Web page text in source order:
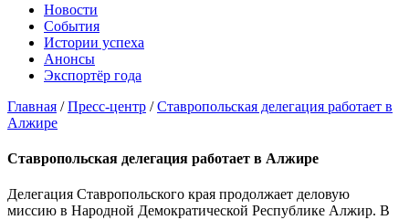
Новости
События
Истории успеха
Анонсы
Экспортёр года
Главная /Пресс-центр /Ставропольская делегация работает в
Алжире
Ставропольская делегация работает в Алжире
Делегация Ставропольского края продолжает деловую
миссию в Народной Демократической Республике Алжир. В